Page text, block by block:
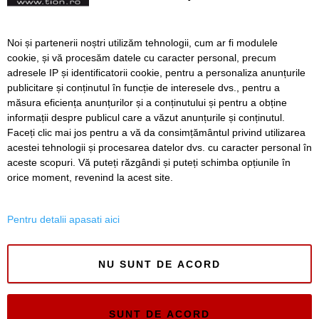
Paul Trans, partener al
spectacolului „Să apară
Moșul!”, vă invită alături de
organizatori la eveniment
Înapoi Înainte
SERVICII Redactia
Folosinta Cookie-urilor
Noi și partenerii noștri utilizăm tehnologii, cum ar fi modulele
cookie, și vă procesăm datele cu caracter personal, precum
adresele IP și identificatorii cookie, pentru a personaliza anunțurile
publicitare și conținutul în funcție de interesele dvs., pentru a
măsura eficiența anunțurilor și a conținutului și pentru a obține
informații despre publicul care a văzut anunțurile și conținutul.
Faceți clic mai jos pentru a vă da consimțământul privind utilizarea
acestei tehnologii și procesarea datelor dvs. cu caracter personal în
aceste scopuri. Vă puteți răzgândi și puteți schimba opțiunile în
orice moment, revenind la acest site.
Pentru detalii apasati aici
NU SUNT DE ACORD
SUNT DE ACORD